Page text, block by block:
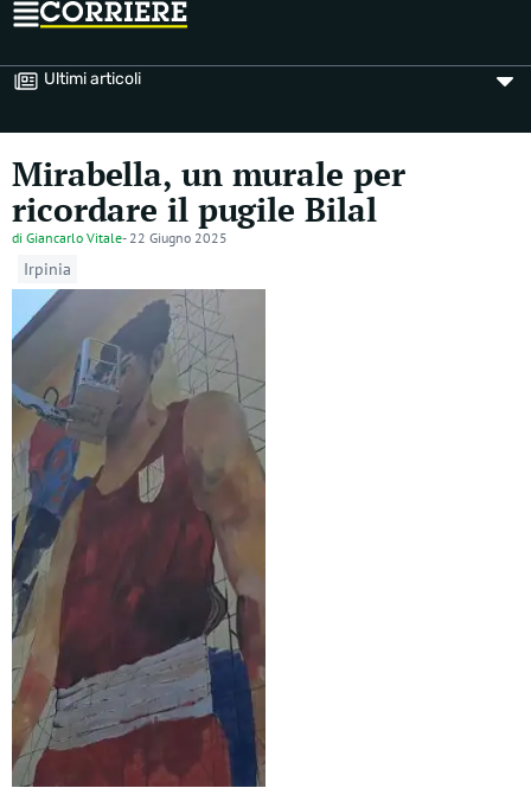
Ultimi articoli
Mirabella, un murale per
ricordare il pugile Bilal
di Giancarlo Vitale- 22 Giugno 2025
Irpinia